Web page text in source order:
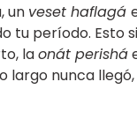
un veset haflagá
tu período. Esto
laonát perishá
largo nunca